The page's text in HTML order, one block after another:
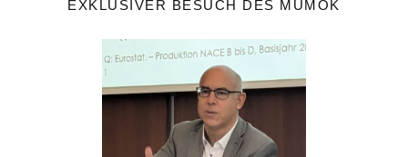
EXKLUSIVER BESUCH DES MUMOK